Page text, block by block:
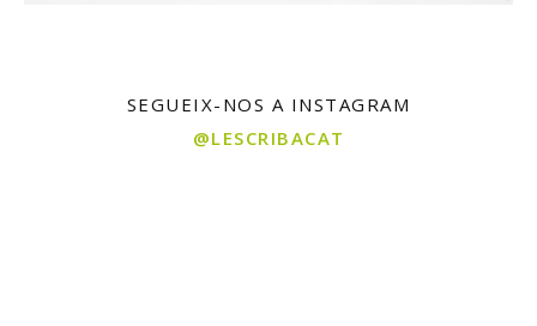
SEGUEIX-NOS A INSTAGRAM
@LESCRIBACAT